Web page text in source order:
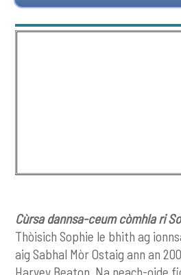
Cùrsa dannsa-ceum còmhla ri
Thòisich Sophie le bhith ag
aig Sabhal Mòr Ostaig ann an